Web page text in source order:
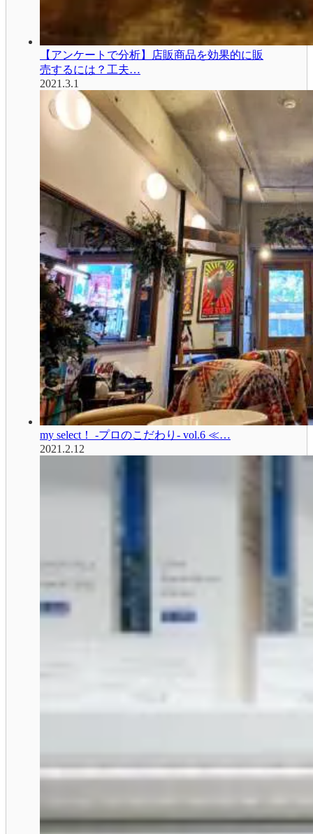
【アンケートで分析】店販商品を効果的に販
売するには？工夫…
2021.3.1
my select！ -プロのこだわり- vol.6 ≪…
2021.2.12